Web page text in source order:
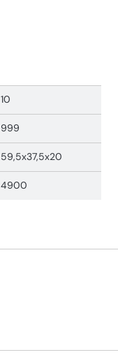
10
999
59,5x37,5x20
4900